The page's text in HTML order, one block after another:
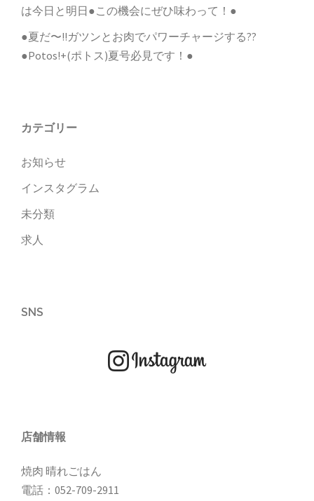
は今日と明日●この機会にぜひ味わって！●
●夏だ〜!!ガツンとお肉でパワーチャージする??
●Potos!+(ポトス)夏号必見です！●
カテゴリー
お知らせ
インスタグラム
未分類
求人
SNS
店舗情報
焼肉 晴れごはん
電話： 052-709-2911